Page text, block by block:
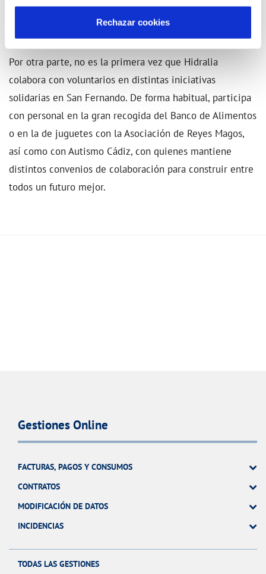
Rechazar cookies
integral del agua de su ciudad y cuidar de este recurso
Por otra parte, no es la primera vez que Hidralia
colabora con voluntarios en distintas iniciativas
solidarias en San Fernando. De forma habitual, participa
con personal en la gran recogida del Banco de Alimentos
o en la de juguetes con la Asociación de Reyes Magos,
así como con Autismo Cádiz, con quienes mantiene
distintos convenios de colaboración para construir entre
todos un futuro mejor.
Gestiones Online
FACTURAS, PAGOS Y CONSUMOS
CONTRATOS
MODIFICACIÓN DE DATOS
INCIDENCIAS
TODAS LAS GESTIONES